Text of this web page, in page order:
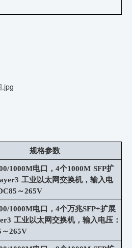
规格参数
1000M电口，4个1000M SFP扩
工业以太网交换机，输入电
～265V
1000M电口，4个万兆SFP+扩展
工业以太网交换机，输入电压：
265V